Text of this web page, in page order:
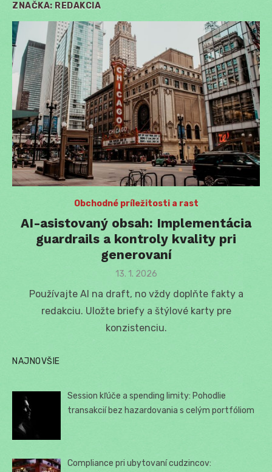
ZNAČKA: REDAKCIA
Obchodné príležitosti a rast
AI-asistovaný obsah: Implementácia
guardrails a kontroly kvality pri
generovaní
Posted
13. 1. 2026
Používajte AI na draft, no vždy doplňte fakty a
redakciu. Uložte briefy a štýlové karty pre
konzistenciu.
NAJNOVŠIE
Session kľúče a spending limity: Pohodlie
transakcií bez hazardovania s celým portfóliom
Compliance pri ubytovaní cudzincov: